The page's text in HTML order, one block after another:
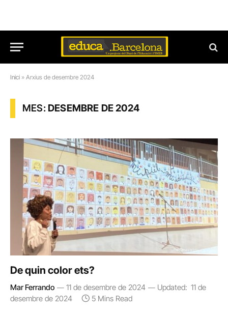
Inici » Arxius de desembre 2024
MES:DESEMBRE DE 2024
De quin color ets?
Mar Ferrando 11 de desembre de 2024 Updated: 11 de
desembre de 2024
5 Mins Read